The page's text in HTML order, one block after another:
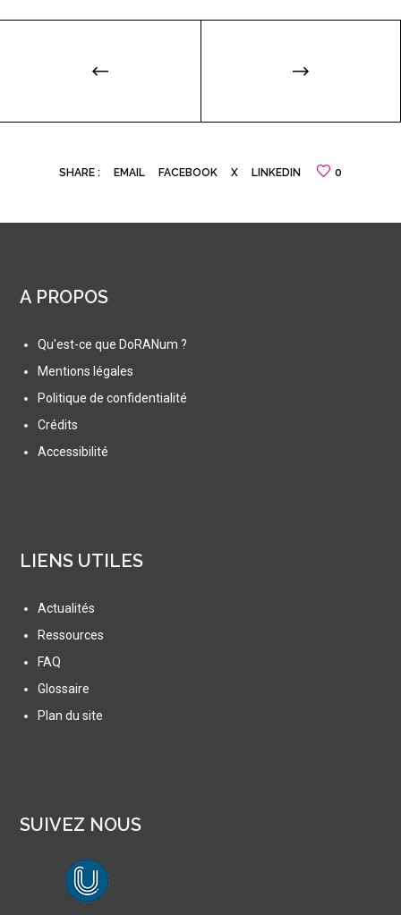
SHARE : EMAIL FACEBOOK X LINKEDIN 0
A PROPOS
Qu'est-ce que DoRANum ?
Mentions légales
Politique de confidentialité
Crédits
Accessibilité
LIENS UTILES
Actualités
Ressources
FAQ
Glossaire
Plan du site
SUIVEZ NOUS